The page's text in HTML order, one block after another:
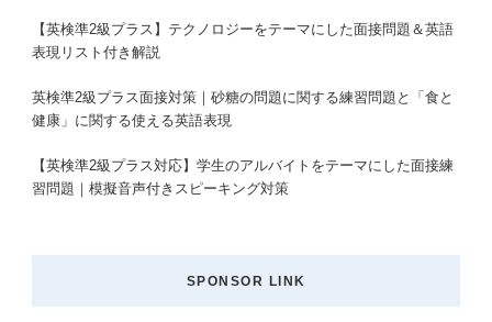
【英検準2級プラス】テクノロジーをテーマにした面接問題＆英語
表現リスト付き解説
英検準2級プラス面接対策｜砂糖の問題に関する練習問題と「食と
健康」に関する使える英語表現
【英検準2級プラス対応】学生のアルバイトをテーマにした面接練
習問題｜模擬音声付きスピーキング対策
SPONSOR LINK